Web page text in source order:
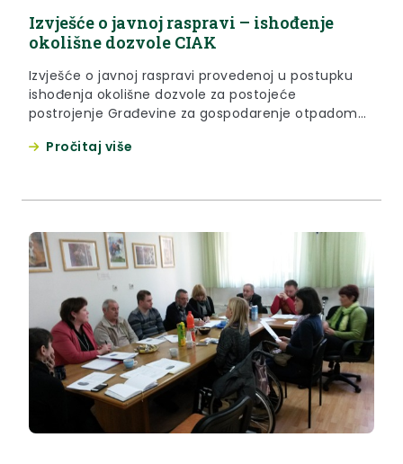
Izvješće o javnoj raspravi – ishođenje
okolišne dozvole CIAK
Izvješće o javnoj raspravi provedenoj u postupku
ishođenja okolišne dozvole za postojeće
postrojenje Građevine za gospodarenje otpadom
Pročitaj više